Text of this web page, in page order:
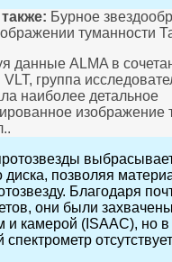
Бурное
туманности
данные ALMA в
группа
наиболее детальное
изображение
диска, позволяя
Благодаря
они были
и камерой (ISAAC), но